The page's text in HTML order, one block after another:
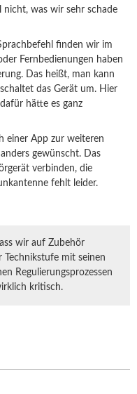
nicht, was wir sehr schade
finden wir im
Fernbedienungen haben
Das heißt, man kann
das Gerät um. Hier
hätte es ganz
einer App zur weiteren
gewünscht. Das
verbinden, die
fehlt leider.
wir auf Zubehör
Technikstufe mit seinen
Regulierungsprozessen
kritisch.